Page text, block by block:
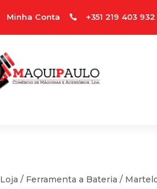
Minha Conta  +351 219 403 932
Loja / Ferramenta a Bateria /